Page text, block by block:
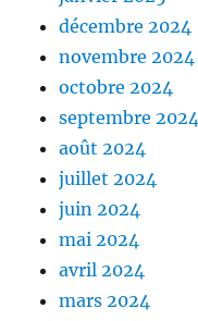
décembre 2024
novembre 2024
octobre 2024
septembre 2024
août 2024
juillet 2024
juin 2024
mai 2024
avril 2024
mars 2024